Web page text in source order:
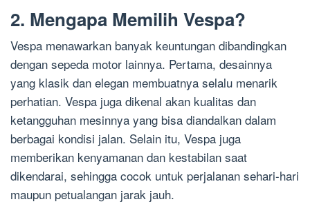
2. Mengapa Memilih Vespa?
Vespa menawarkan banyak keuntungan dibandingkan
dengan sepeda motor lainnya. Pertama, desainnya
yang klasik dan elegan membuatnya selalu menarik
perhatian. Vespa juga dikenal akan kualitas dan
ketangguhan mesinnya yang bisa diandalkan dalam
berbagai kondisi jalan. Selain itu, Vespa juga
memberikan kenyamanan dan kestabilan saat
dikendarai, sehingga cocok untuk perjalanan sehari-hari
maupun petualangan jarak jauh.